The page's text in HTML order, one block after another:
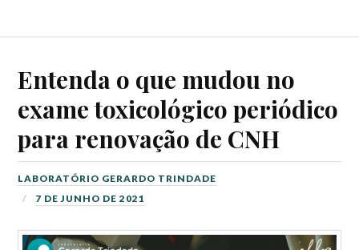
Entenda o que mudou no
exame toxicológico periódico
para renovação de CNH
LABORATÓRIO GERARDO TRINDADE
7 DE JUNHO DE 2021